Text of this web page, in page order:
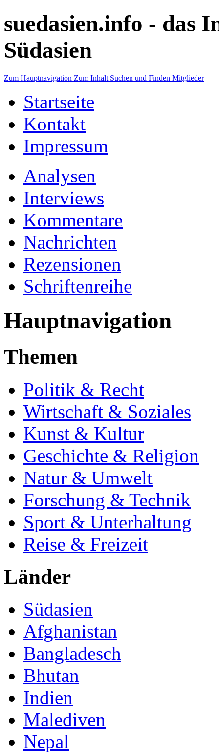
suedasien.info - das
Südasien
Zum Hauptnavigation Zum Inhalt Suchen und Finden Mitglieder
Startseite
Kontakt
Impressum
Analysen
Interviews
Kommentare
Nachrichten
Rezensionen
Schriftenreihe
Hauptnavigation
Themen
Politik & Recht
Wirtschaft & Soziales
Kunst & Kultur
Geschichte & Religion
Natur & Umwelt
Forschung & Technik
Sport & Unterhaltung
Reise & Freizeit
Länder
Südasien
Afghanistan
Bangladesch
Bhutan
Indien
Malediven
Nepal